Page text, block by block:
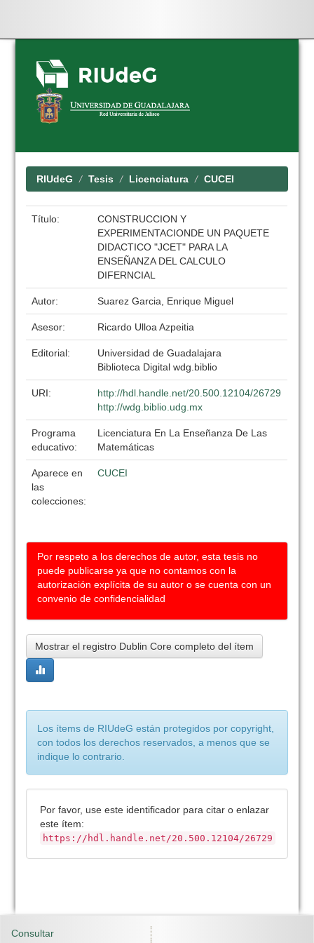
Skip
navigation
RIUdeG Tesis Licenciatura CUCEI
Título:
CONSTRUCCION Y
EXPERIMENTACIONDE UN PAQUETE
DIDACTICO "JCET" PARA LA
ENSEÑANZA DEL CALCULO
DIFERNCIAL
Autor: Suarez Garcia, Enrique Miguel
Asesor: Ricardo Ulloa Azpeitia
Editorial:
Universidad de Guadalajara
Biblioteca Digital wdg.biblio
URI:
http://hdl.handle.net/20.500.12104/26729
http://wdg.biblio.udg.mx
Programa
educativo:
Licenciatura En La Enseñanza De Las
Matemáticas
Aparece en
las
colecciones:
CUCEI
Por respeto a los derechos de autor, esta tesis no
puede publicarse ya que no contamos con la
autorización explícita de su autor o se cuenta con un
convenio de confidencialidad
Mostrar el registro Dublin Core completo del ítem
Los ítems de RIUdeG están protegidos por copyright,
con todos los derechos reservados, a menos que se
indique lo contrario.
Por favor, use este identificador para citar o enlazar
este ítem:
https://hdl.handle.net/20.500.12104/26729
Consultar